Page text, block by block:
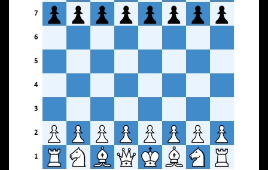
7
6
5
4
3
2
1